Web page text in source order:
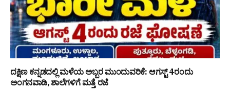
ದಕ್ಷಿಣ ಕನ್ನಡದಲ್ಲಿ ಮಳೆಯ ಅಬ್ಬರ ಮುಂದುವರಿಕೆ: ಆಗಸ್ಟ್ 4ರಂದು
ಅಂಗನವಾಡಿ, ಶಾಲೆಗಳಿಗೆ ಮತ್ತೆ ರಜೆ